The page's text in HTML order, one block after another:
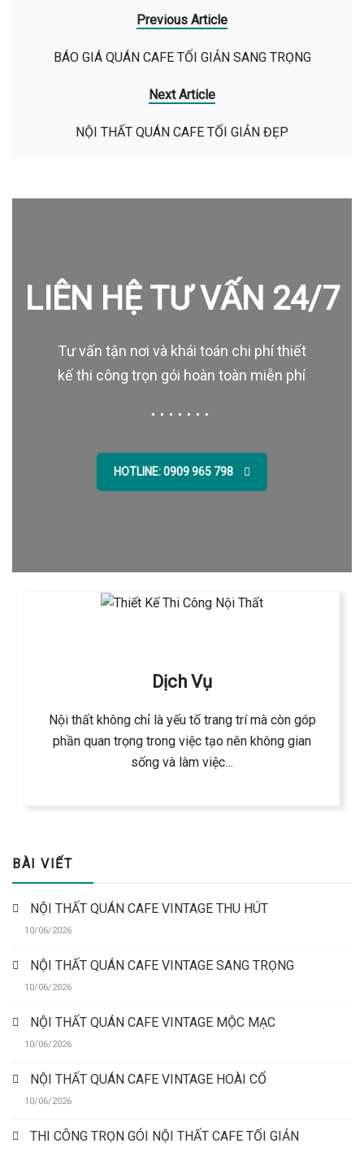
Previous Article
BÁO GIÁ QUÁN CAFE TỐI GIẢN SANG TRỌNG
Next Article
NỘI THẤT QUÁN CAFE TỐI GIẢN ĐẸP
LIÊN HỆ TƯ VẤN 24/7
Tư vấn tận nơi và khái toán chi phí thiết
kế thi công trọn gói hoàn toàn miễn phí
HOTLINE: 0909 965 798
Dịch Vụ
Nội thất không chỉ là yếu tố trang trí mà còn góp
phần quan trọng trong việc tạo nên không gian
sống và làm việc…
BÀI VIẾT
NỘI THẤT QUÁN CAFE VINTAGE THU HÚT
10/06/2026
NỘI THẤT QUÁN CAFE VINTAGE SANG TRỌNG
10/06/2026
NỘI THẤT QUÁN CAFE VINTAGE MỘC MẠC
10/06/2026
NỘI THẤT QUÁN CAFE VINTAGE HOÀI CỔ
10/06/2026
THI CÔNG TRỌN GÓI NỘI THẤT CAFE TỐI GIẢN